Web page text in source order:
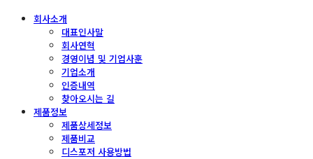
회사소개
대표인사말
회사연혁
경영이념 및 기업사훈
기업소개
인증내역
찾아오시는 길
제품정보
제품상세정보
제품비교
디스포저 사용방법